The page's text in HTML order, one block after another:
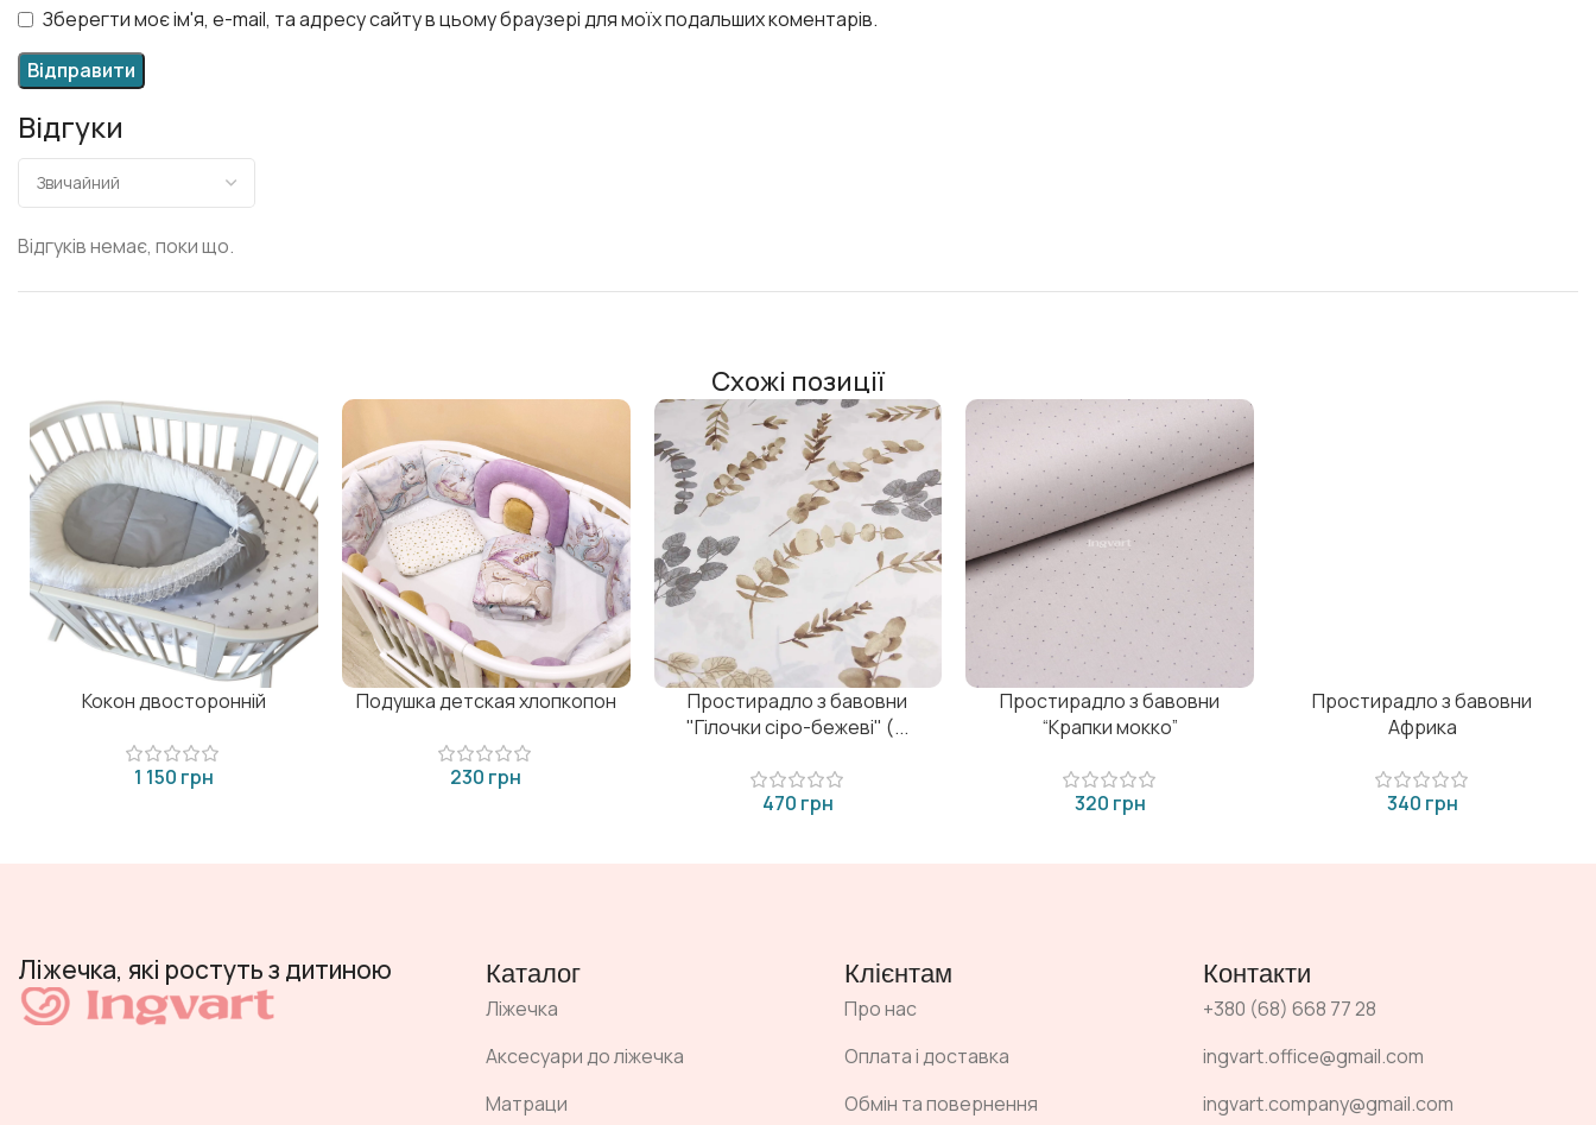
Відгуки
Відгуків немає, поки що.
Зберегти моє ім'я, e-mail, та адресу сайту в цьому браузері для моїх подальших коментарів.
Схожі позиції
Кокон двосторонній
грн
Подушка детская хлопкопон
грн
Простирадло з бавовни
"Гілочки сіро-бежеві" (...
грн
Простирадло з бавовни
“Крапки мокко”
грн
Простирадло з бавовни
Африка
грн
Ліжечка, які ростуть з дитиною Каталог
Ліжечка
Аксесуари до ліжечка
Матраци
Клієнтам
Про нас
Оплата і доставка
Обмін та повернення
Контакти
+380 (68) 668 77 28
ingvart.office@gmail.com
ingvart.company@gmail.com